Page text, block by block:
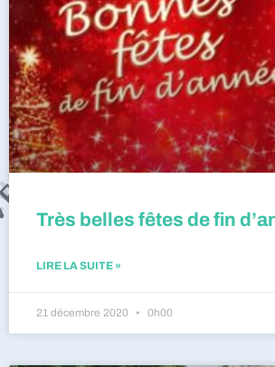
Très belles fêtes de fin
LIRE LA SUITE »
21 décembre 2020 0h00